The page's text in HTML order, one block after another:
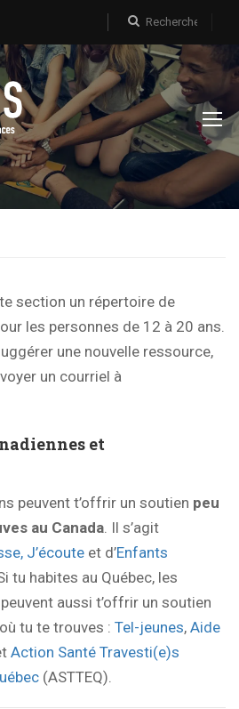
section un répertoire de
les personnes de 12 à 20 ans.
une nouvelle ressource,
un courriel à
et
peuvent t’offrir un soutien peu
au Canada. Il s’agit
J’écoute et d’Enfants
tu habites au Québec, les
aussi t’offrir un soutien
tu te trouves : Tel-jeunes, Aide
Action Santé Travesti(e)s
(ASTTEQ).